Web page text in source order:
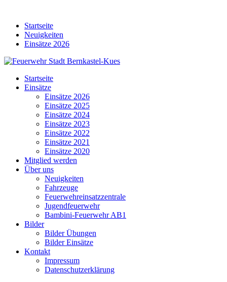
contentStartseite
Neuigkeiten
Einsätze 2026
Startseite
Einsätze
Einsätze 2026
Einsätze 2025
Einsätze 2024
Einsätze 2023
Einsätze 2022
Einsätze 2021
Einsätze 2020
Mitglied werden
Über uns
Neuigkeiten
Fahrzeuge
Feuerwehreinsatzzentrale
Jugendfeuerwehr
Bambini-Feuerwehr AB1
Bilder
Bilder Übungen
Bilder Einsätze
Kontakt
Impressum
Datenschutzerklärung